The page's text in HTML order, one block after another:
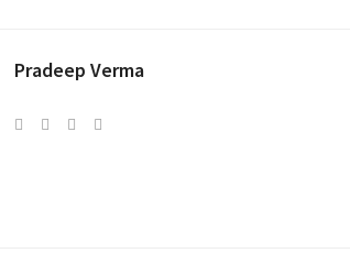
Pradeep Verma